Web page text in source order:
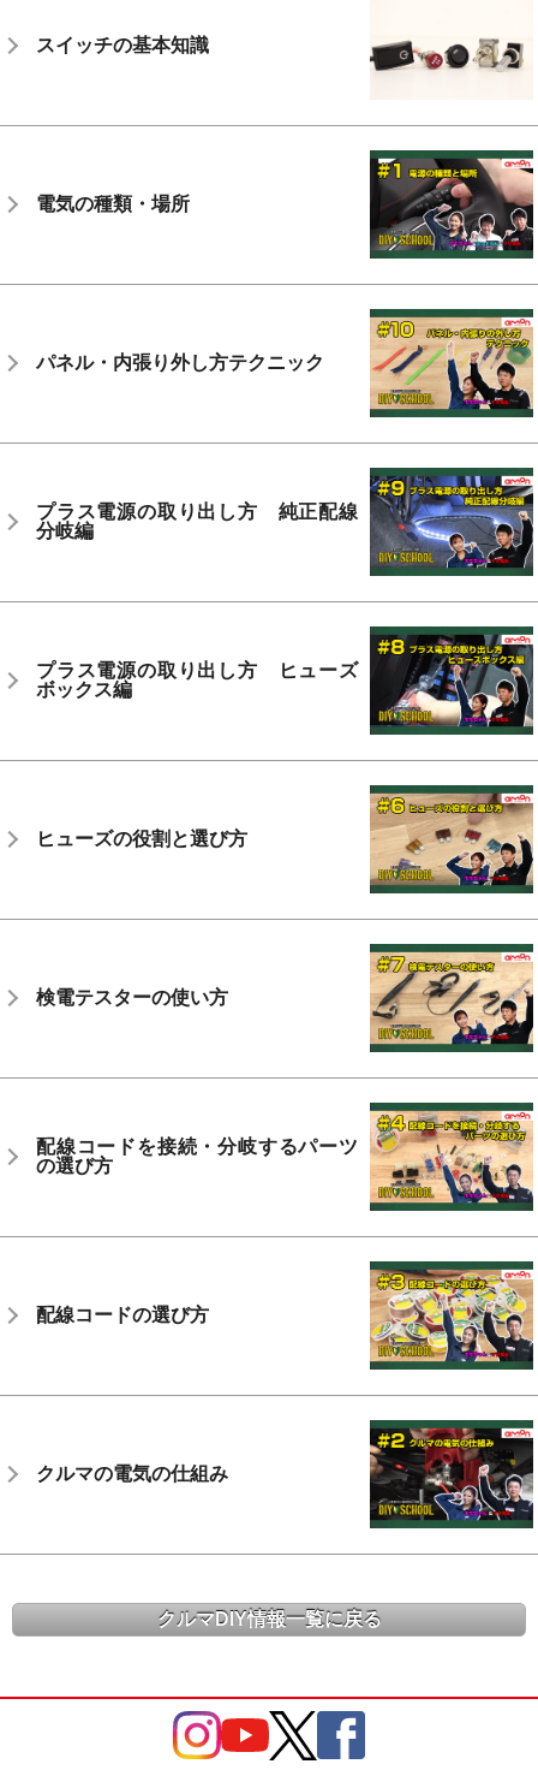
スイッチの基本知識
電気の種類・場所
パネル・内張り外し方テクニック
プラス電源の取り出し方 純正配線
分岐編
プラス電源の取り出し方 ヒューズ
ボックス編
ヒューズの役割と選び方
検電テスターの使い方
配線コードを接続・分岐するパーツ
の選び方
配線コードの選び方
クルマの電気の仕組み
クルマDIY情報一覧に戻る